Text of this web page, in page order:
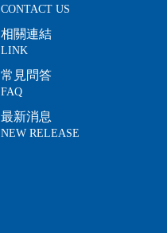
CONTACT US
相關連結
LINK
常見問答
FAQ
最新消息
NEW RELEASE